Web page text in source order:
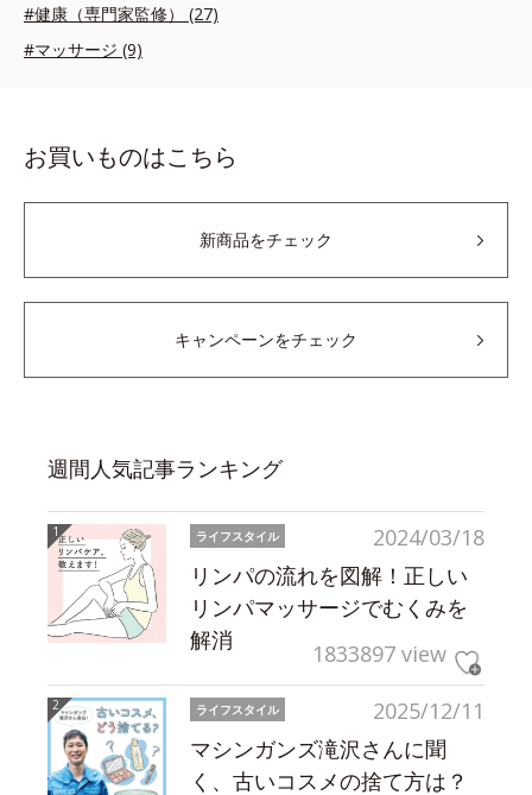
#健康（専門家監修） (27)
#マッサージ (9)
お買いものはこちら
新商品をチェック
キャンペーンをチェック
週間人気記事ランキング
2024/03/18
ライフスタイル
リンパの流れを図解！正しい
リンパマッサージでむくみを
解消
1833897 view
2025/12/11
ライフスタイル
マシンガンズ滝沢さんに聞
く、古いコスメの捨て方は？